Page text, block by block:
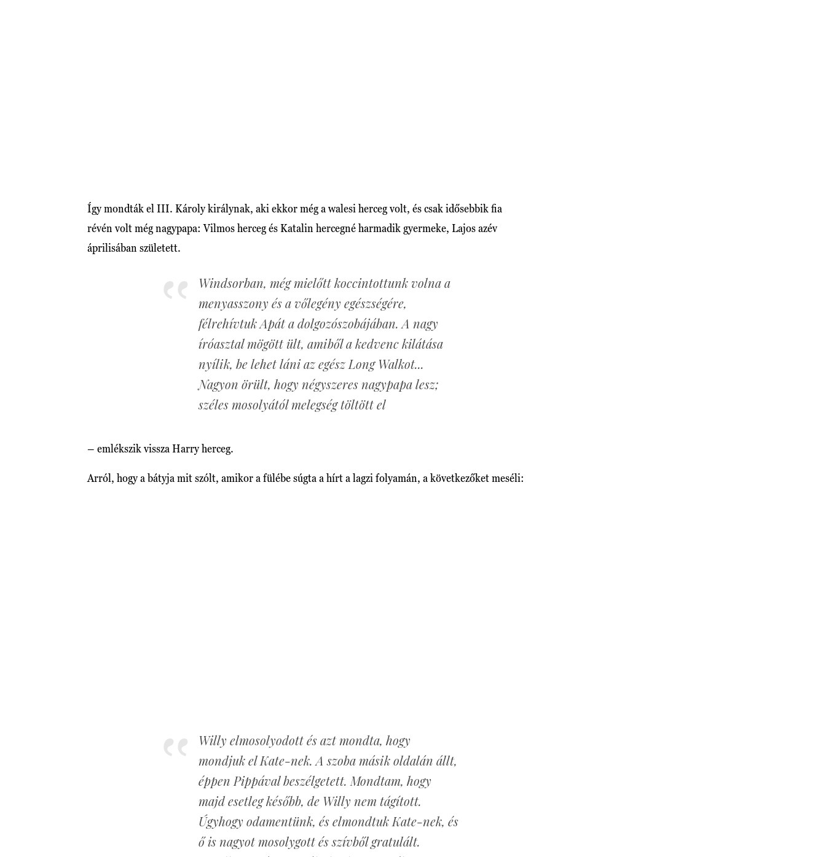
Így mondták el III. Károly királynak, aki ekkor még a walesi herceg volt, és csak idősebbik fia
révén volt még nagypapa: Vilmos herceg és Katalin hercegné harmadik gyermeke, Lajos azév
áprilisában született.
Windsorban, még mielőtt koccintottunk volna a
menyasszony és a vőlegény egészségére,
félrehívtuk Apát a dolgozószobájában. A nagy
íróasztal mögött ült, amiből a kedvenc kilátása
nyílik, be lehet láni az egész Long Walkot...
Nagyon örült, hogy négyszeres nagypapa lesz;
széles mosolyától melegség töltött el
– emlékszik vissza Harry herceg.
Arról, hogy a bátyja mit szólt, amikor a fülébe súgta a hírt a lagzi folyamán, a következőket meséli:
Willy elmosolyodott és azt mondta, hogy
mondjuk el Kate-nek. A szoba másik oldalán állt,
éppen Pippával beszélgetett. Mondtam, hogy
majd esetleg később, de Willy nem tágított.
Úgyhogy odamentünk, és elmondtuk Kate-nek, és
ő is nagyot mosolygott és szívből gratulált.